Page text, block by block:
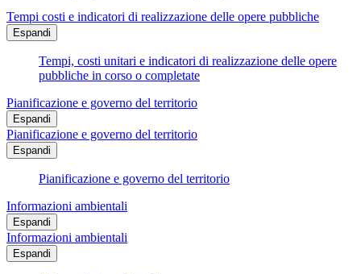
Tempi costi e indicatori di realizzazione delle opere pubbliche
Espandi
Tempi, costi unitari e indicatori di realizzazione delle opere
pubbliche in corso o completate
Pianificazione e governo del territorio
Espandi
Pianificazione e governo del territorio
Espandi
Pianificazione e governo del territorio
Informazioni ambientali
Espandi
Informazioni ambientali
Espandi